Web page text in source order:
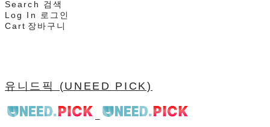
Search
검색
Log In
로그인
Cart 장바구니
유니드픽 (UNEED PICK)